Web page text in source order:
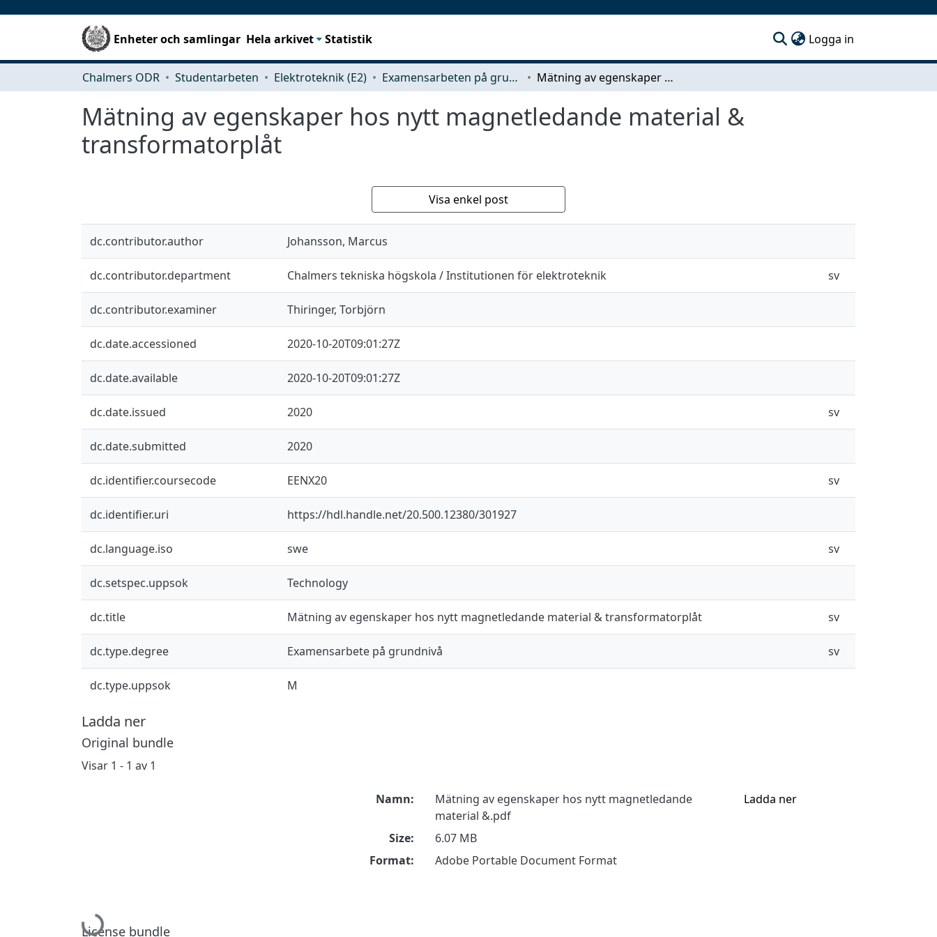
Enheter och samlingar Hela arkivet Statistik Logga in
Chalmers ODR Studentarbeten Elektroteknik (E2) Examensarbeten på grundnivå Mätning av egenskaper hos nytt magnetledande material & transformatorplåt
Mätning av egenskaper hos nytt magnetledande material &
transformatorplåt
Visa enkel post
dc.contributor.author Johansson, Marcus
dc.contributor.department Chalmers tekniska högskola / Institutionen för elektroteknik sv
dc.contributor.examiner Thiringer, Torbjörn
dc.date.accessioned 2020-10-20T09:01:27Z
dc.date.available 2020-10-20T09:01:27Z
dc.date.issued 2020 sv
dc.date.submitted 2020
dc.identifier.coursecode EENX20 sv
dc.identifier.uri https://hdl.handle.net/20.500.12380/301927
dc.language.iso swe sv
dc.setspec.uppsok Technology
dc.title Mätning av egenskaper hos nytt magnetledande material & transformatorplåt sv
dc.type.degree Examensarbete på grundnivå sv
dc.type.uppsok M
Ladda ner
Original bundle
Visar 1 - 1 av 1
Namn:
Mätning av egenskaper hos nytt magnetledande
material &.pdf
Size:
6.07 MB
Format:
Adobe Portable Document Format
Ladda ner
License bundle